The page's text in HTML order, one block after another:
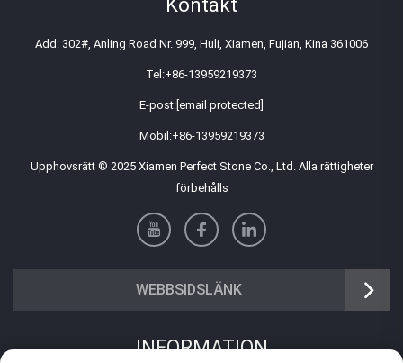
Kontakt
Add: 302#, Anling Road Nr. 999, Huli, Xiamen, Fujian, Kina 361006
Tel:+86-13959219373
E-post: [email protected]
Mobil:+86-13959219373
Upphovsrätt © 2025 Xiamen Perfect Stone Co., Ltd. Alla rättigheter
förbehålls
WEBBSIDSLÄNK
INFORMATION